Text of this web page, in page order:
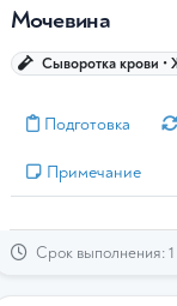
Мочевина
Сыворотка крови •
Подготовка
Примечание
Срок выполнения: